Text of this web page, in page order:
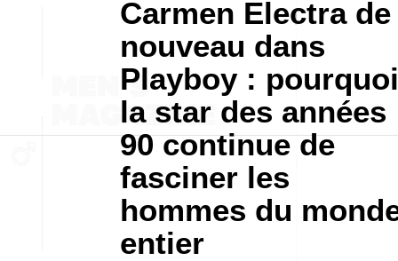
Carmen Electra de
nouveau dans
Playboy : pourquoi
la star des années
90 continue de
fasciner les
hommes du
entier